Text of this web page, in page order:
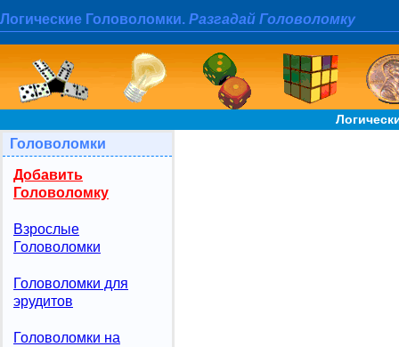
Логические Головоломки. Разгадай Головоломку
Головоломки
Добавить
Головоломку
Взрослые
Головоломки
Головоломки для
эрудитов
Головоломки на